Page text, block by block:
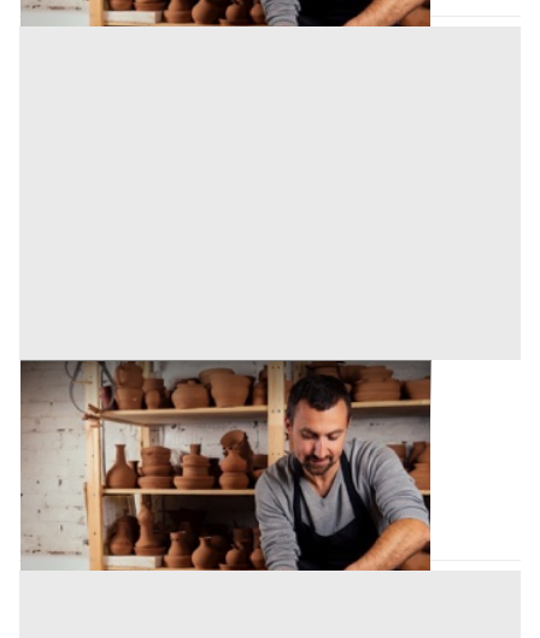
Laboratorio Artigiano all'asta a Palermo
Bagheria (Palermo)
Offerta minima
53.303 € 71.070 €
Codice asta:
AN982397
Asta chiusa